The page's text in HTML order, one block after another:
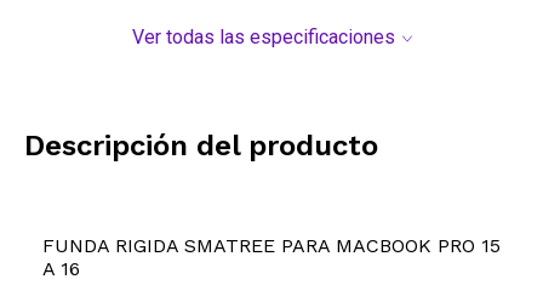
Ver todas las especificaciones
Descripción del producto
FUNDA RIGIDA SMATREE PARA MACBOOK PRO 15
A 16